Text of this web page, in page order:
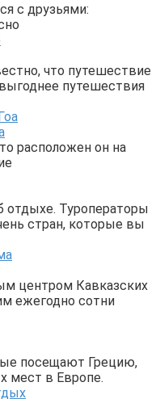
с друзьями:
что путешествие
путешествия
расположен он на
отдыхе. Туроператоры
стран, которые вы
центром Кавказских
ежегодно сотни
посещают Грецию,
мест в Европе.